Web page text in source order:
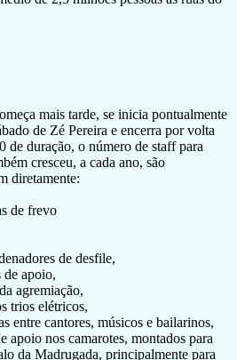
mais tarde, se inicia pontualmente
de Zé Pereira e encerra por volta
de duração, o número de staff para
cresceu, a cada ano, são
diretamente:
de frevo
de desfile,
de apoio,
agremiação,
trios elétricos,
entre cantores, músicos e bailarinos,
apoio nos camarotes, montados para
da Madrugada, principalmente para